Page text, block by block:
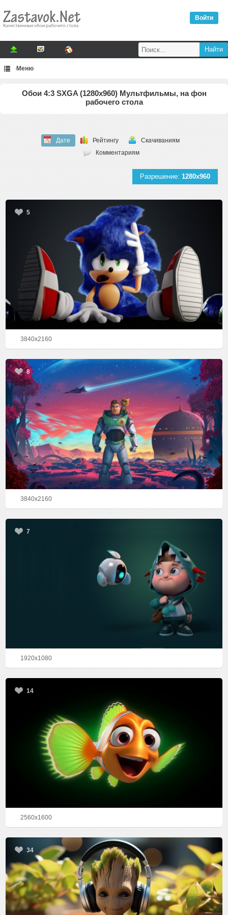
Войти
Меню
Обои 4:3 SXGA (1280x960) Мультфильмы, на фон
рабочего стола
Дате Рейтингу
Скачиваниям
Комментариям
Разрешение: 1280x960
5
3840x2160
8
3840x2160
7
1920x1080
14
2560x1600
34